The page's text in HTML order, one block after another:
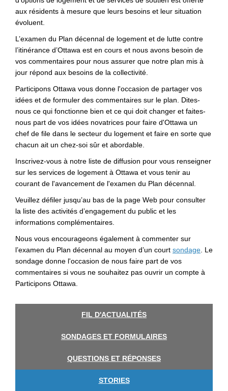
aux résidents à mesure que leurs besoins et leur situation
évoluent.
L’examen du Plan décennal de logement et de lutte contre
l’itinérance d’Ottawa est en cours et nous avons besoin de
vos commentaires pour nous assurer que notre plan mis à
jour répond aux besoins de la collectivité.
Participons Ottawa vous donne l'occasion de partager vos
idées et de formuler des commentaires sur le plan. Dites-
nous ce qui fonctionne bien et ce qui doit changer et faites-
nous part de vos idées novatrices pour faire d'Ottawa un
chef de file dans le secteur du logement et faire en sorte que
chacun ait un chez-soi sûr et abordable.
Inscrivez-vous à notre liste de diffusion pour vous renseigner
sur les services de logement à Ottawa et vous tenir au
courant de l'avancement de l'examen du Plan décennal.
Veuillez défiler jusqu’au bas de la page Web pour consulter
la liste des activités d’engagement du public et les
informations complémentaires.
Nous vous encourageons également à commenter sur
l’examen du Plan décennal au moyen d’un court sondage(Liens
. Le
sondage donne l'occasion de nous faire part de vos
commentaires si vous ne souhaitez pas ouvrir un compte à
Participons Ottawa.
FIL D'ACTUALITÉS
SONDAGES ET FORMULAIRES
QUESTIONS ET RÉPONSES
STORIES